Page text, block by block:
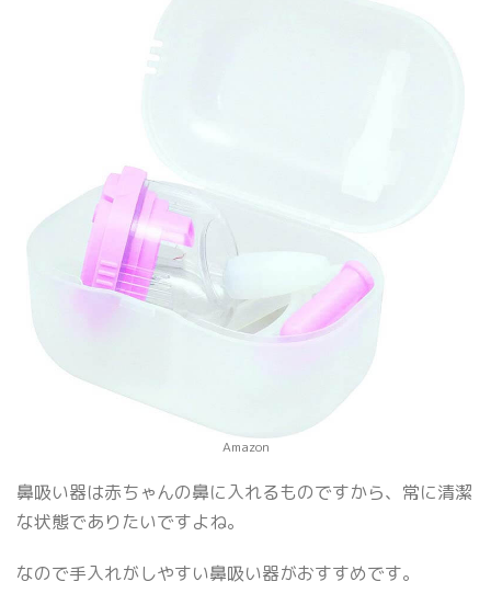
Amazon
鼻吸い器は赤ちゃんの鼻に入れるものですから、常に清潔
な状態でありたいですよね。
なので手入れがしやすい鼻吸い器がおすすめです。